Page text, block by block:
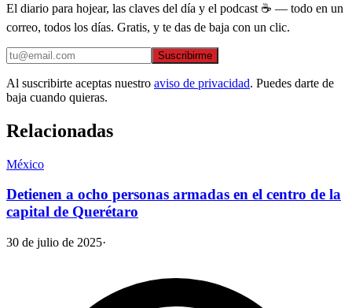
El diario para hojear, las claves del día y el podcast ☕ — todo en un
correo, todos los días. Gratis, y te das de baja con un clic.
Suscribirme
Al suscribirte aceptas nuestro aviso de privacidad. Puedes darte de
baja cuando quieras.
Relacionadas
México
Detienen a ocho personas armadas en el centro de la
capital de Querétaro
30 de julio de 2025·